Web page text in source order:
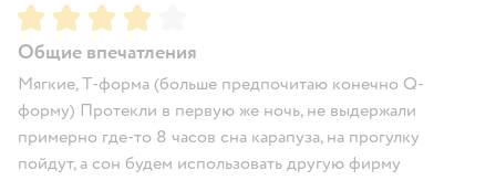
Рейтинг:4
Общие впечатления
Мягкие, Т-форма (больше предпочитаю конечно Q-
форму) Протекли в первую же ночь, не выдержали
примерно где-то 8 часов сна карапуза, на прогулку
пойдут, а сон будем использовать другую фирму